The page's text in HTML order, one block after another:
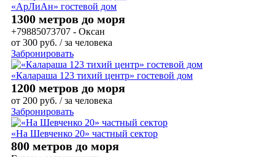
«АрЛиАн» гостевой дом
1300 метров до моря
+79885073707 - Оксан
от 300 руб. / за человека
Забронировать
«Калараша 123 тихий центр» гостевой дом
1200 метров до моря
от 200 руб. / за человека
Забронировать
«На Шевченко 20» частный сектор
800 метров до моря